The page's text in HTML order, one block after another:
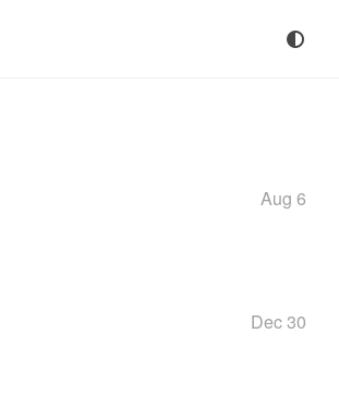
Aug 6
Dec 30